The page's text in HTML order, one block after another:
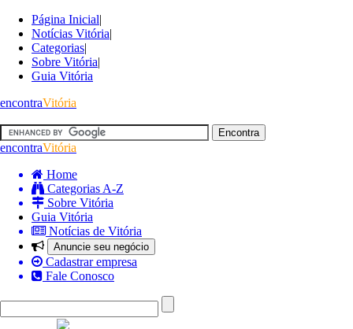
Página Inicial|
Notícias Vitória|
Categorias|
Sobre Vitória|
Guia Vitória
encontraVitória
encontraVitória
Home
Categorias A-Z
Sobre Vitória
Guia Vitória
Notícias de Vitória
Anuncie seu negócio
Cadastrar empresa
Fale Conosco